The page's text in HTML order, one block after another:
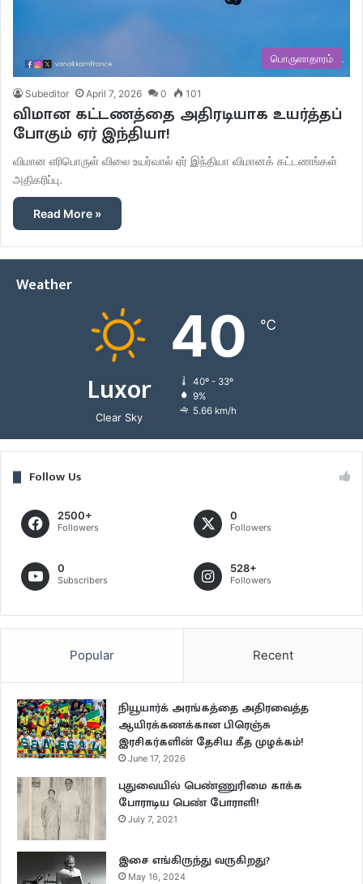
பொருளாதாரம்
Subeditor April 7, 2026 0 101
விமான கட்டணத்தை அதிரடியாக உயர்த்தப்
போகும் ஏர் இந்தியா!
விமான எரிபொருள் விலை உயர்வால் ஏர் இந்தியா விமானக் கட்டணங்கள்
அதிகரிப்பு.
Read More »
Weather
Luxor
Clear Sky
40 ℃
40º - 33º
9%
5.66 km/h
Follow Us
2500+
Followers
0
Followers
0
Subscribers
528+
Followers
Popular Recent
நியூயார்க் அரங்கத்தை அதிரவைத்த
ஆயிரக்கணக்கான பிரெஞ்சு
இரசிகர்களின் தேசிய கீத முழக்கம்!
June 17, 2026
புதுவையில் பெண்ணுரிமை காக்க
பாேராடிய பெண் போராளி!
July 7, 2021
இசை எங்கிருந்து வருகிறது?
May 16, 2024